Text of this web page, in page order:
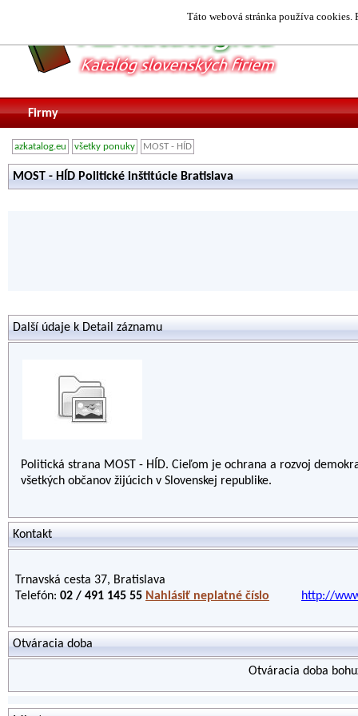
Táto webová stránka používa
Firmy
azkatalog.eu všetky ponuky MOST - HÍD
MOST - HÍD Politické inštitúcie Bratislava
Další údaje k Detail záznamu
Politická strana MOST - HÍD. Cieľom je ochrana a rozvoj
všetkých občanov žijúcich v Slovenskej republike.
Kontakt
Trnavská cesta 37, Bratislava
Telefón: 02 / 491 145 55 Nahlásiť neplatné číslo http://
Otváracia doba
Otváracia doba